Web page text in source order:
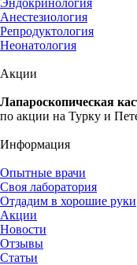
Эндокринология
Анестезиология
Репродуктология
Неонатология
Акции
Лапароскопическая
по акции на Турку и
Информация
Опытные врачи
Своя лаборатория
Отдадим в хорошие руки
Акции
Новости
Отзывы
Статьи